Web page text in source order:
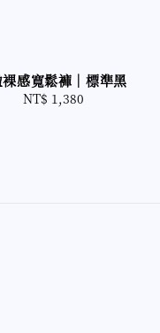
感寬鬆褲｜標準黑
Regular
NT$ 1,380